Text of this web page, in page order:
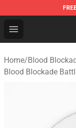
Open menu
Blood
Home/Blood
Blood Blockade